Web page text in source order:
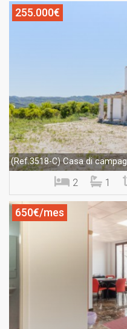
255.000€
(Ref.3518-C)Casa di
2 1
650€/mes